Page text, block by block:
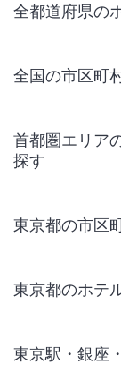
全都道府県の
全国の市区町
首都圏エリア
探す
東京都の市区
東京都のホテ
東京駅・銀座